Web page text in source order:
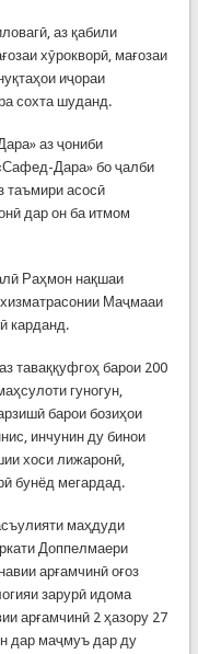
аз қабили
хӯрокворӣ, мағозаи
иҷораи
сохта шуданд.
аз ҷониби
Дара» бо ҷалби
таъмири асосӣ
дар он ба итмом
Раҳмон нақшаи
Маҷмааи
карданд.
таваққуфгоҳ барои 200
гуногун,
барои бозиҳои
инчунин ду бинои
хоси лижаронӣ,
бунёд мегардад.
маҳдуди
Доппелмаери
арғамчинӣ оғоз
зарурӣ идома
арғамчинӣ 2 ҳазору 27
дар маҷмуъ дар ду